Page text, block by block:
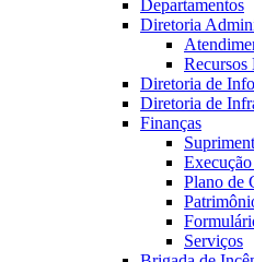
Departamentos
Diretoria
Recursos
Diretoria de
Diretoria de
Finanças
Plano de
Serviços